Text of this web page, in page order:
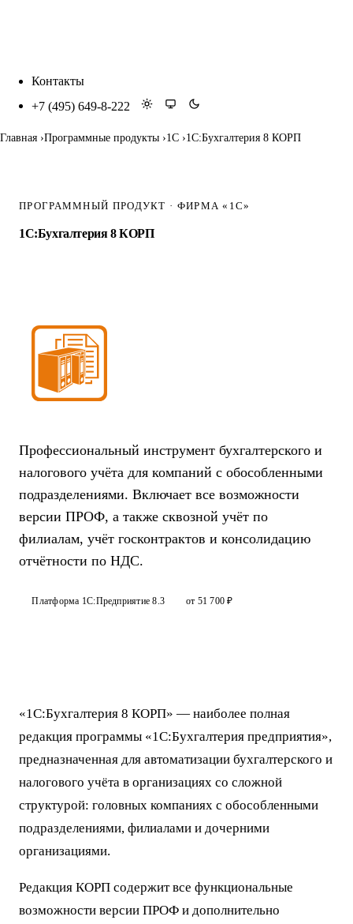
Контакты
+7 (495) 649-8-222
Главная Программные продукты 1С 1С:Бухгалтерия 8 КОРП
ПРОГРАММНЫЙ ПРОДУКТ · ФИРМА «1С»
1С:Бухгалтерия 8 КОРП
Профессиональный инструмент бухгалтерского и
налогового учёта для компаний с обособленными
подразделениями. Включает все возможности
версии ПРОФ, а также сквозной учёт по
филиалам, учёт госконтрактов и консолидацию
отчётности по НДС.
Платформа 1С:Предприятие 8.3 от 51 700 ₽
«1С:Бухгалтерия 8 КОРП» — наиболее полная
редакция программы «1С:Бухгалтерия предприятия»,
предназначенная для автоматизации бухгалтерского и
налогового учёта в организациях со сложной
структурой: головных компаниях с обособленными
подразделениями, филиалами и дочерними
организациями.
Редакция КОРП содержит все функциональные
возможности версии ПРОФ и дополнительно